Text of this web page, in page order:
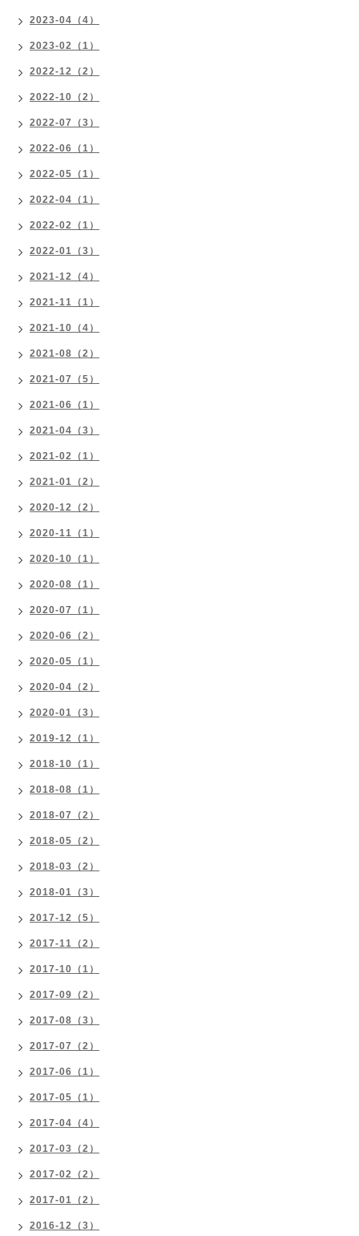
2023-04（4）
2023-02（1）
2022-12（2）
2022-10（2）
2022-07（3）
2022-06（1）
2022-05（1）
2022-04（1）
2022-02（1）
2022-01（3）
2021-12（4）
2021-11（1）
2021-10（4）
2021-08（2）
2021-07（5）
2021-06（1）
2021-04（3）
2021-02（1）
2021-01（2）
2020-12（2）
2020-11（1）
2020-10（1）
2020-08（1）
2020-07（1）
2020-06（2）
2020-05（1）
2020-04（2）
2020-01（3）
2019-12（1）
2018-10（1）
2018-08（1）
2018-07（2）
2018-05（2）
2018-03（2）
2018-01（3）
2017-12（5）
2017-11（2）
2017-10（1）
2017-09（2）
2017-08（3）
2017-07（2）
2017-06（1）
2017-05（1）
2017-04（4）
2017-03（2）
2017-02（2）
2017-01（2）
2016-12（3）